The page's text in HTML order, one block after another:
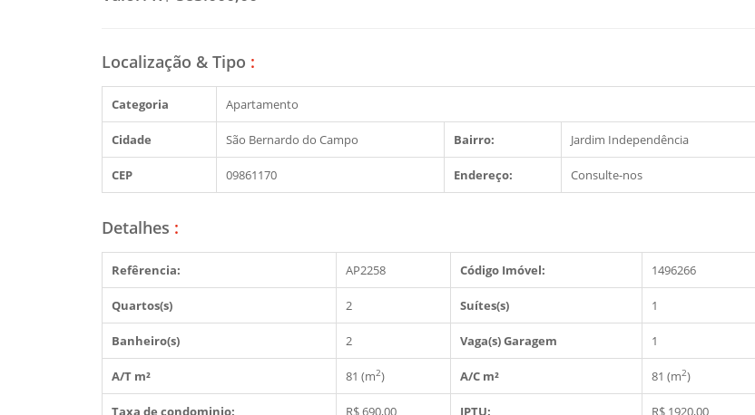
Localização & Tipo :
Categoria Apartamento
Cidade São Bernardo do Campo Bairro: Jardim Independência
CEP 09861170 Endereço: Consulte-nos
Detalhes :
Refêrencia: AP2258 Código Imóvel: 1496266
Quartos(s) 2 Suítes(s) 1
Banheiro(s) 2 Vaga(s) Garagem 1
A/T m² 81 (m2) A/C m² 81 (m2)
Taxa de condominio: R$ 690,00 IPTU: R$ 1920,00